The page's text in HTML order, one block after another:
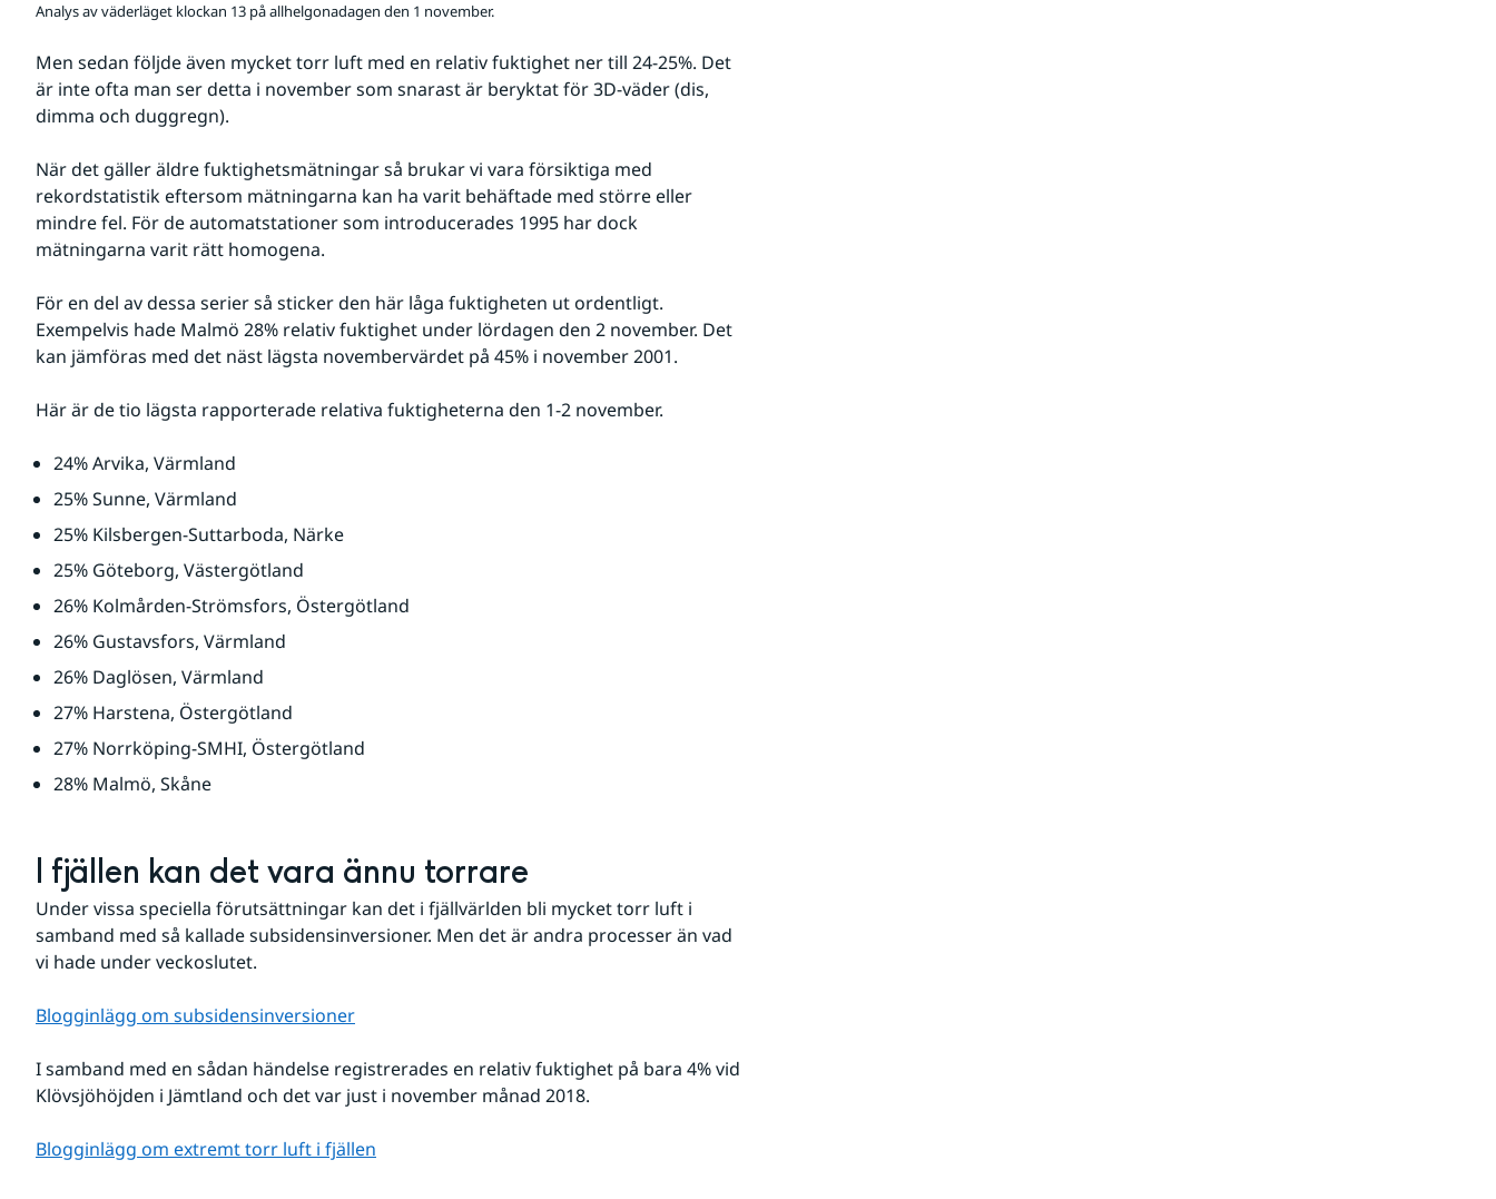
Analys av väderläget klockan 13 på allhelgonadagen den 1 november.
Men sedan följde även mycket torr luft med en relativ fuktighet ner till 24-25%. Det
är inte ofta man ser detta i november som snarast är beryktat för 3D-väder (dis,
dimma och duggregn).
När det gäller äldre fuktighetsmätningar så brukar vi vara försiktiga med
rekordstatistik eftersom mätningarna kan ha varit behäftade med större eller
mindre fel. För de automatstationer som introducerades 1995 har dock
mätningarna varit rätt homogena.
För en del av dessa serier så sticker den här låga fuktigheten ut ordentligt.
Exempelvis hade Malmö 28% relativ fuktighet under lördagen den 2 november. Det
kan jämföras med det näst lägsta novembervärdet på 45% i november 2001.
Här är de tio lägsta rapporterade relativa fuktigheterna den 1-2 november.
24% Arvika, Värmland
25% Sunne, Värmland
25% Kilsbergen-Suttarboda, Närke
25% Göteborg, Västergötland
26% Kolmården-Strömsfors, Östergötland
26% Gustavsfors, Värmland
26% Daglösen, Värmland
27% Harstena, Östergötland
27% Norrköping-SMHI, Östergötland
28% Malmö, Skåne
I fjällen kan det vara ännu torrare
Under vissa speciella förutsättningar kan det i fjällvärlden bli mycket torr luft i
samband med så kallade subsidensinversioner. Men det är andra processer än vad
vi hade under veckoslutet.
Blogginlägg om subsidensinversioner
I samband med en sådan händelse registrerades en relativ fuktighet på bara 4% vid
Klövsjöhöjden i Jämtland och det var just i november månad 2018.
Blogginlägg om extremt torr luft i fjällen